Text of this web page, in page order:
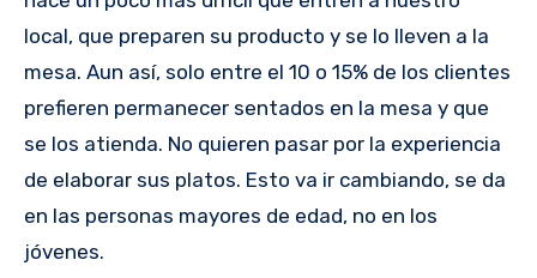
local, que preparen su producto y se lo lleven a la
mesa. Aun así, solo entre el 10 o 15% de los clientes
prefieren permanecer sentados en la mesa y que
se los atienda. No quieren pasar por la experiencia
de elaborar sus platos. Esto va ir cambiando, se da
en las personas mayores de edad, no en los
jóvenes.